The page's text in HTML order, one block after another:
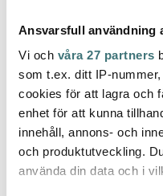
Ansvarsfull användning
Vi och våra 27 partners
som t.ex. ditt IP-
cookies för att lagra och
enhet för att kunna
innehåll, annons- och
och produktutveckling.
använda din data och i
Georg Jensen
Bernadotte Kanna 1.6 L
1949 kr